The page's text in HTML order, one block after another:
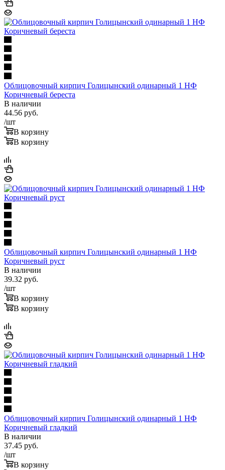
Облицовочный кирпич Голицынский одинарный 1 НФ
Коричневый береста
В наличии
44.56 руб.
/шт
В корзину
В корзину
Облицовочный кирпич Голицынский одинарный 1 НФ
Коричневый руст
В наличии
39.32 руб.
/шт
В корзину
В корзину
Облицовочный кирпич Голицынский одинарный 1 НФ
Коричневый гладкий
В наличии
37.45 руб.
/шт
В корзину